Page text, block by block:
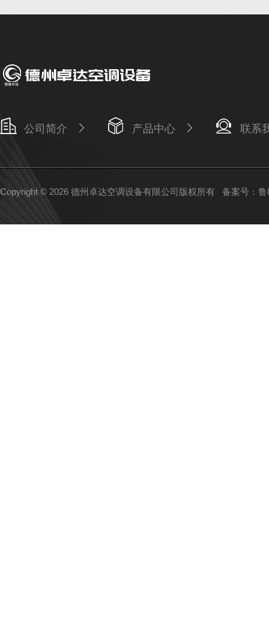
公司简介 产品中心 联系
Copyright © 2026 德州卓达空调设备有限公司版权所有 备案号：